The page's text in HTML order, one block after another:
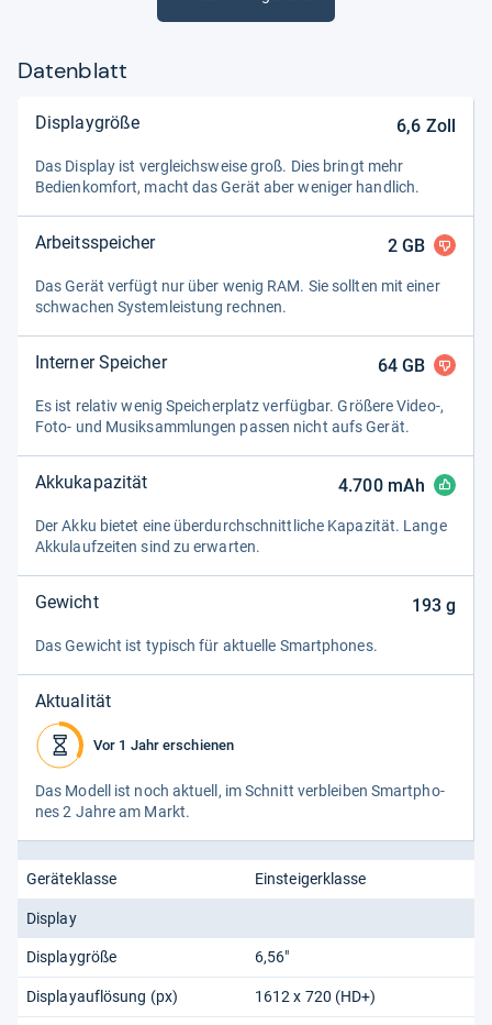
Datenblatt
Displaygröße 6,6 Zoll
Das Dis­play ist ver­gleichs­weise groß. Dies bringt mehr
Bedien­kom­fort, macht das Gerät aber weni­ger hand­lich.
Arbeitsspeicher 2GB
Das Gerät ver­fügt nur über wenig RAM. Sie soll­ten mit einer
schwa­chen Sys­tem­leis­tung rech­nen.
Interner Speicher 64GB
Es ist rela­tiv wenig Spei­cher­platz ver­füg­bar. Grö­ßere Video-​,
Foto-​ und Musik­samm­lun­gen pas­sen nicht aufs Gerät.
Akkukapazität 4.700mAh
Der Akku bie­tet eine über­durch­schnitt­li­che Kapa­zi­tät. Lange
Akku­lauf­zei­ten sind zu erwar­ten.
Gewicht 193g
Das Gewicht ist typisch für aktu­elle Smart­pho­nes.
Aktualität
Vor 1 Jahr erschienen
Das Modell ist noch aktu­ell, im Schnitt ver­blei­ben Smart­pho­
nes 2 Jahre am Markt.
Geräteklasse Einsteigerklasse
Display
Displaygröße 6,56"
Displayauflösung (px) 1612 x 720 (HD+)